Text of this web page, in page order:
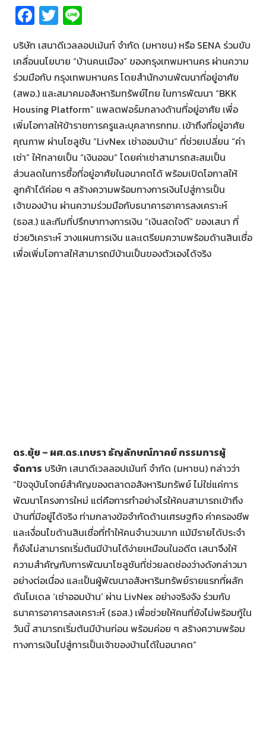
Fa
ce
b
o
o
k
T
wi
tt
er
n
e
บริษัท เสนาดีเวลลอปเม้นท์ จำกัด (มหาชน) หรือ SENA ร่วมขับ
เคลื่อนนโยบาย “บ้านคนเมือง” ของกรุงเทพมหานคร ผ่านความ
ร่วมมือกับ กรุงเทพมหานคร โดยสำนักงานพัฒนาที่อยู่อาศัย
(สพอ.) และสมาคมอสังหาริมทรัพย์ไทย ในการพัฒนา “BKK
Housing Platform” แพลตฟอร์มกลางด้านที่อยู่อาศัย เพื่อ
เพิ่มโอกาสให้ข้าราชการครูและบุคลากรกทม. เข้าถึงที่อยู่อาศัย
คุณภาพ ผ่านโซลูชัน “LivNex เช่าออมบ้าน” ที่ช่วยเปลี่ยน “ค่า
เช่า” ให้กลายเป็น “เงินออม” โดยค่าเช่าสามารถสะสมเป็น
ส่วนลดในการซื้อที่อยู่อาศัยในอนาคตได้ พร้อมเปิดโอกาสให้
ลูกค้าได้ค่อย ๆ สร้างความพร้อมทางการเงินไปสู่การเป็น
เจ้าของบ้าน ผ่านความร่วมมือกับธนาคารอาคารสงเคราะห์
(ธอส.) และทีมที่ปรึกษาทางการเงิน “เงินสดใจดี” ของเสนา ที่
ช่วยวิเคราะห์ วางแผนการเงิน และเตรียมความพร้อมด้านสินเชื่อ
เพื่อเพิ่มโอกาสให้สามารถมีบ้านเป็นของตัวเองได้จริง
ดร.ยุ้ย – ผศ.ดร.เกษรา ธัญลักษณ์ภาคย์ กรรมการผู้
จัดการ บริษัท เสนาดีเวลลอปเม้นท์ จำกัด (มหาชน) กล่าวว่า
“ปัจจุบันโจทย์สำคัญของตลาดอสังหาริมทรัพย์ ไม่ใช่แค่การ
พัฒนาโครงการใหม่ แต่คือการทำอย่างไรให้คนสามารถเข้าถึง
บ้านที่มีอยู่ได้จริง ท่ามกลางข้อจำกัดด้านเศรษฐกิจ ค่าครองชีพ
และเงื่อนไขด้านสินเชื่อที่ทำให้คนจำนวนมาก แม้มีรายได้ประจำ
ก็ยังไม่สามารถเริ่มต้นมีบ้านได้ง่ายเหมือนในอดีต เสนาจึงให้
ความสำคัญกับการพัฒนาโซลูชันที่ช่วยลดช่องว่างดังกล่าวมา
อย่างต่อเนื่อง และเป็นผู้พัฒนาอสังหาริมทรัพย์รายแรกที่ผลัก
ดันโมเดล ‘เช่าออมบ้าน’ ผ่าน LivNex อย่างจริงจัง ร่วมกับ
ธนาคารอาคารสงเคราะห์ (ธอส.) เพื่อช่วยให้คนที่ยังไม่พร้อมกู้ใน
วันนี้ สามารถเริ่มต้นมีบ้านก่อน พร้อมค่อย ๆ สร้างความพร้อม
ทางการเงินไปสู่การเป็นเจ้าของบ้านได้ในอนาคต”